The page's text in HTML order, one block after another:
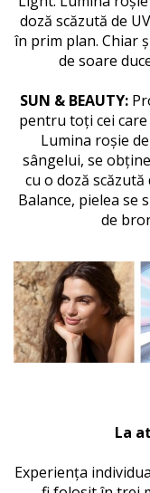
doză scăzută de
în prim plan. Chiar
de soare
SUN & BEAUTY:
pentru toți cei
Lumina roșie
sângelui, se
cu o doză
Balance, pielea se
de
La
Experiența